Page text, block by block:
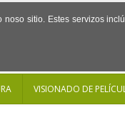
sitio. Estes servizos
VISIONADO DE